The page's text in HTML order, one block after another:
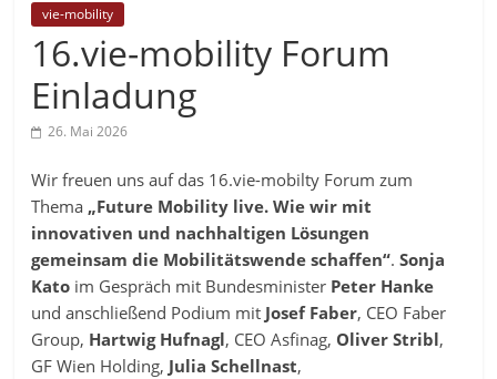
vie-mobility
16.vie-mobility Forum
Einladung
26. Mai 2026
Wir freuen uns auf das 16.vie-mobilty Forum zum
Thema „Future Mobility live. Wie wir mit
innovativen und nachhaltigen Lösungen
gemeinsam die Mobilitätswende schaffen“.Sonja
Kato im Gespräch mit Bundesminister Peter Hanke
und anschließend Podium mit Josef Faber, CEO Faber
Group, Hartwig Hufnagl, CEO Asfinag, Oliver Stribl,
GF Wien Holding, Julia Schellnast,